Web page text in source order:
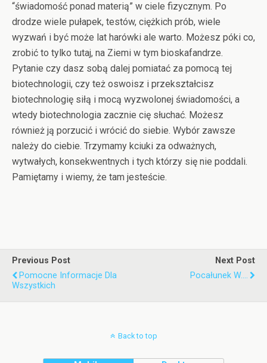
“świadomość ponad materią” w ciele fizycznym. Po
drodze wiele pułapek, testów, ciężkich prób, wiele
wyzwań i być może lat harówki ale warto. Możesz póki co,
zrobić to tylko tutaj, na Ziemi w tym bioskafandrze.
Pytanie czy dasz sobą dalej pomiatać za pomocą tej
biotechnologii, czy też oswoisz i przekształcisz
biotechnologię siłą i mocą wyzwolonej świadomości, a
wtedy biotechnologia zacznie cię słuchać. Możesz
również ją porzucić i wrócić do siebie. Wybór zawsze
należy do ciebie. Trzymamy kciuki za odważnych,
wytwałych, konsekwentnych i tych którzy się nie poddali.
Pamiętamy i wiemy, że tam jesteście.
Previous Post
Pomocne Informacje Dla
Wszystkich
Next Post
Pocałunek W....
Back to top